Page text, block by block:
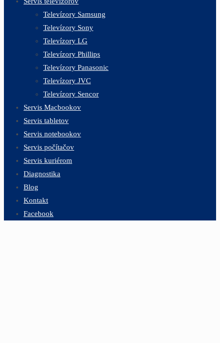
Televízory Samsung
Televízory Sony
Televízory LG
Televízory Phillips
Televízory Panasonic
Televízory JVC
Televízory Sencor
Servis Macbookov
Servis tabletov
Servis notebookov
Servis počítačov
Servis kuriérom
Diagnostika
Blog
Kontakt
Facebook